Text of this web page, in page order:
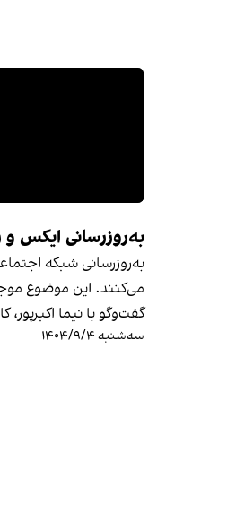
به‌روزرسانی ایکس و
به‌روزرسانی شبکه
می‌کنند. این موضوع
گفت‌وگو با نیما
سه‌شنبه ۱۴۰۴/۹/۴